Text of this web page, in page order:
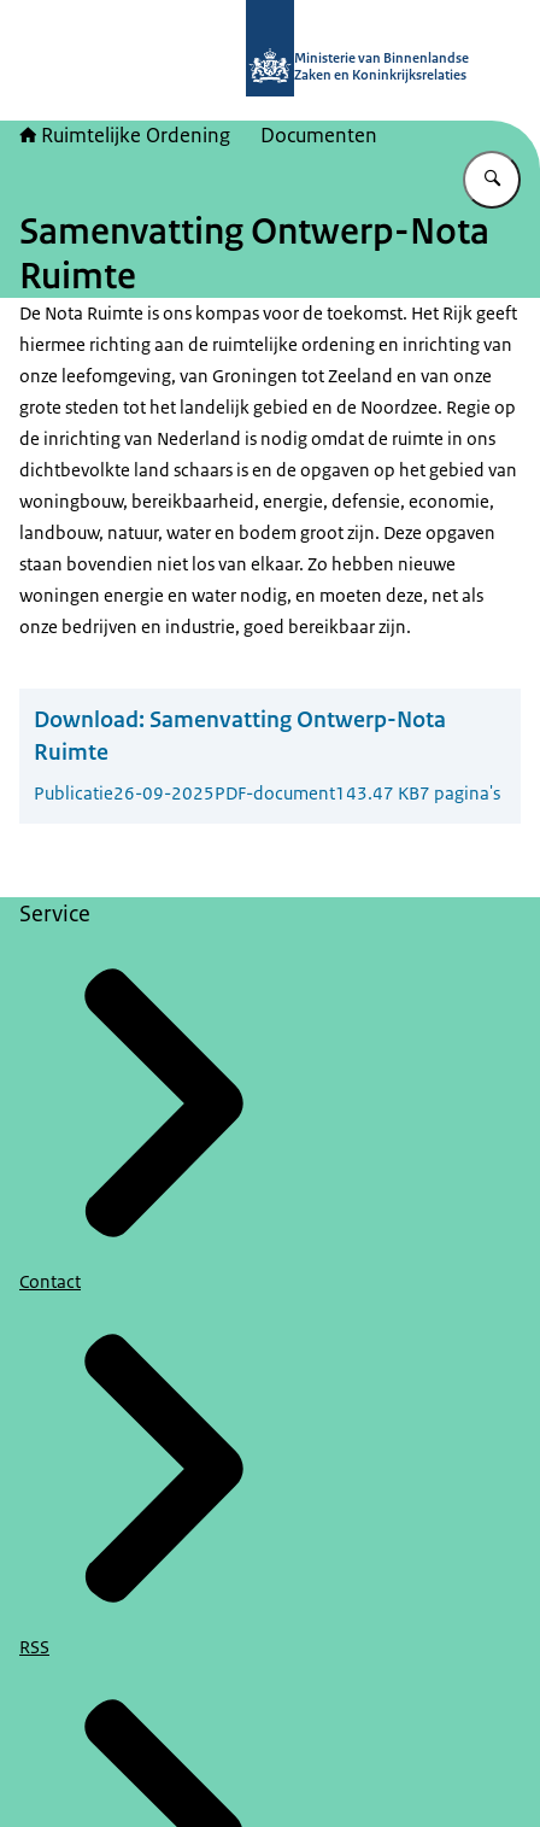
Ministerie van Binnenlandse
Zaken en Koninkrijksrelaties
Ruimtelijke Ordening Documenten
Samenvatting Ontwerp-Nota
Ruimte
De Nota Ruimte is ons kompas voor de toekomst. Het Rijk geeft
hiermee richting aan de ruimtelijke ordening en inrichting van
onze leefomgeving, van Groningen tot Zeeland en van onze
grote steden tot het landelijk gebied en de Noordzee. Regie op
de inrichting van Nederland is nodig omdat de ruimte in ons
dichtbevolkte land schaars is en de opgaven op het gebied van
woningbouw, bereikbaarheid, energie, defensie, economie,
landbouw, natuur, water en bodem groot zijn. Deze opgaven
staan bovendien niet los van elkaar. Zo hebben nieuwe
woningen energie en water nodig, en moeten deze, net als
onze bedrijven en industrie, goed bereikbaar zijn.
Download: Samenvatting Ontwerp-Nota
Ruimte
Publicatie26-09-2025PDF-document143.47 KB7 pagina's
Service
Contact
RSS